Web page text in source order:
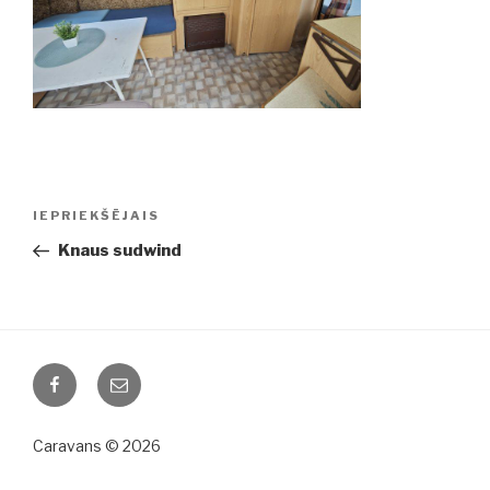
Ziņu
Iepriekšējā
ziņa:
IEPRIEKŠĒJAIS
Knaus sudwind
FacebookEmail
Caravans © 2026